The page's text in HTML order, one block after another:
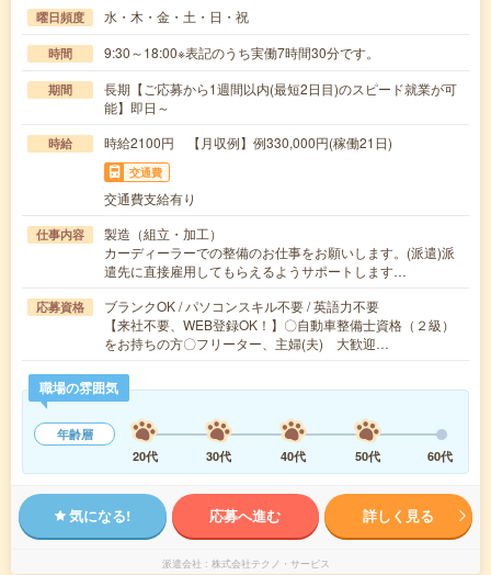
曜日頻度 水・木・金・土・日・祝
時間 9:30～18:00※表記のうち実働7時間30分です。
期間
長期【ご応募から1週間以内(最短2日目)のスピード就業が可
能】即日～
時給 時給2100円 【月収例】例330,000円(稼働21日)
交通費
交通費支給有り
仕事内容
製造（組立・加工）
カーディーラーでの整備のお仕事をお願いします。(派遣)派
遣先に直接雇用してもらえるようサポートします…
応募資格
ブランクOK / パソコンスキル不要 / 英語力不要
【来社不要、WEB登録OK！】〇自動車整備士資格（２級）
をお持ちの方〇フリーター、主婦(夫) 大歓迎…
職場の雰囲気
年齢層
20代
30代 40代 50代 60代
気になる! 応募へ進む 詳しく見る
派遣会社 株式会社テクノ・サービス